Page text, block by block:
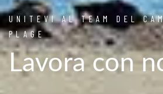
UNITEVI AL TEAM DEL
PLAGE
Lavora con